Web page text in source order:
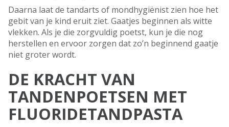
Daarna laat de tandarts of mondhygiënist zien hoe het
gebit van je kind eruit ziet. Gaatjes beginnen als witte
vlekken. Als je die zorgvuldig poetst, kun je die nog
herstellen en ervoor zorgen dat zo’n beginnend gaatje
niet groter wordt.
DE KRACHT VAN
TANDENPOETSEN MET
FLUORIDETANDPASTA